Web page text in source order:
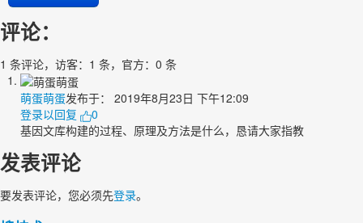
评论：
1 条评论，访客：1 条，官方：0 条
萌蛋萌蛋发布于： 2019年8月23日 下午12:09
登录以回复
0
基因文库构建的过程、原理及方法是什么，恳请大家指教
发表评论
要发表评论，您必须先登录。